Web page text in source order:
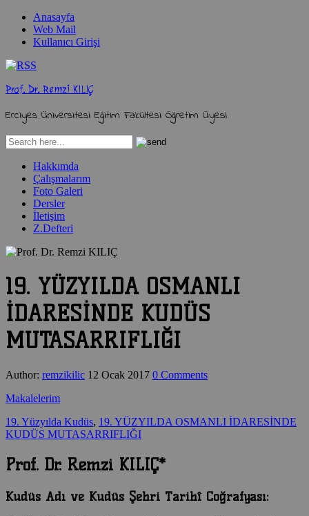
Anasayfa
Web Mail
Kullanıcı Girişi
Prof. Dr. Remzi KILIÇ
Erciyes Üniversitesi Eğitim Fakültesi Öğretim Üyesi
Hakkımda
Çalışmalarım
Foto Galeri
Dersler
İletişim
Z.Defteri
19. YÜZYILDA OSMANLI
İDARESİNDE KUDÜS
MUTASARRIFLIĞI
Author: remzikilic 12 Ocak 2017 0 Comments
Makalelerim
19. Yüzyılda Kudüs, 19. YÜZYILDA OSMANLI İDARESİNDE
KUDÜS MUTASARRIFLIĞI
Prof. Dr. Remzi KILIÇ*
Kudüs Adı ve Kudüs Şehri Tarihî Coğrafyası: